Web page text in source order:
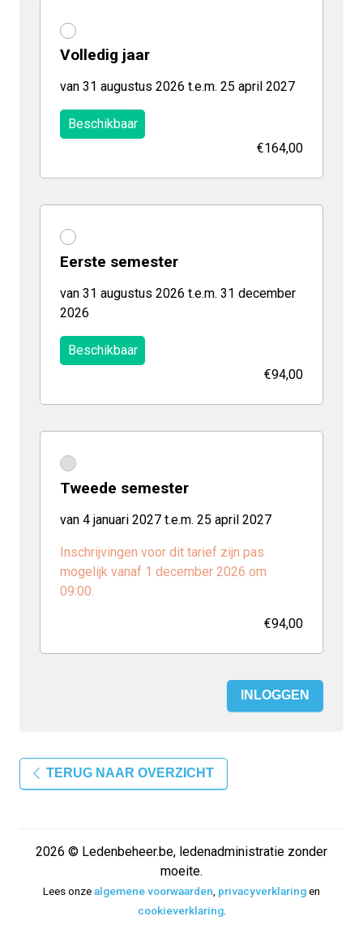
Volledig jaar
van 31 augustus 2026 t.e.m. 25 april 2027
Beschikbaar
€164,00
Eerste semester
van 31 augustus 2026 t.e.m. 31 december
2026
Beschikbaar
€94,00
Tweede semester
van 4 januari 2027 t.e.m. 25 april 2027
Inschrijvingen voor dit tarief zijn pas
mogelijk vanaf 1 december 2026 om
09:00.
€94,00
INLOGGEN
TERUG NAAR OVERZICHT
2026 © Ledenbeheer.be, ledenadministratie zonder
moeite.
Lees onzealgemene voorwaarden privacyverklaringen
cookieverklaring.